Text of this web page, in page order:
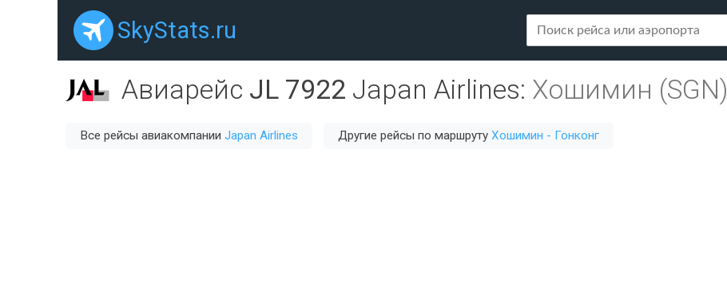
SkyStats.ru
Авиарейс JL 7922 Japan Airlines: Хошимин (SGN)
Все рейсы авиакомпании Japan Airlines Другие рейсы по маршруту Хошимин - Гонконг